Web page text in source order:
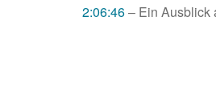
2:06:46– Ein Ausblick